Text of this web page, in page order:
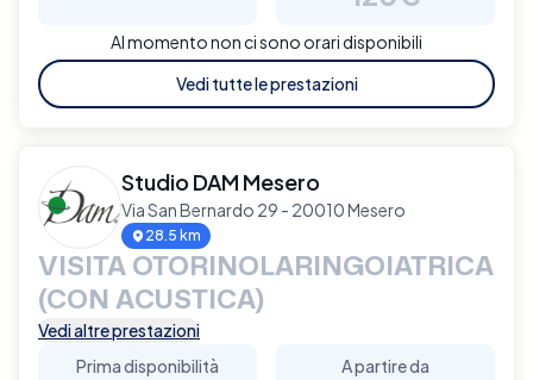
Al momento non ci sono orari disponibili
Vedi tutte le prestazioni
Studio DAM Mesero
Via San Bernardo 29 - 20010 Mesero
28.5 km
VISITA OTORINOLARINGOIATRICA
(CON ACUSTICA)
Vedi altre prestazioni
Prima disponibilità
A partire da